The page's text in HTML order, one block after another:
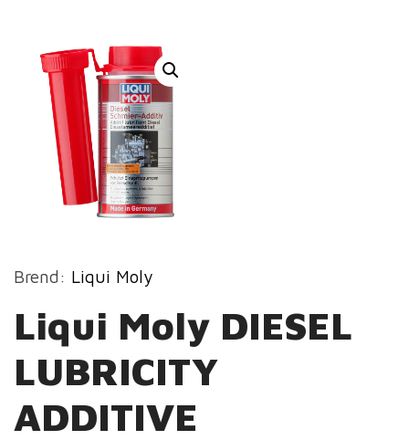
Brend: Liqui Moly
Liqui Moly DIESEL
LUBRICITY
ADDITIVE